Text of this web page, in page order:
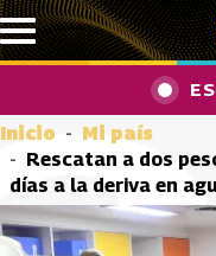
Pasar al contenido
Inicio
Mi país
Rescatan a dos
días a la deriva en